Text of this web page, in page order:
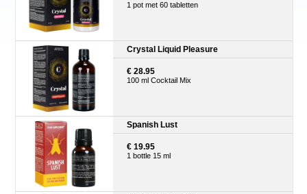
1 pot met 60 tabletten
Crystal Liquid Pleasure
€ 28.95
100 ml Cocktail Mix
Spanish Lust
€ 19.95
1 bottle 15 ml